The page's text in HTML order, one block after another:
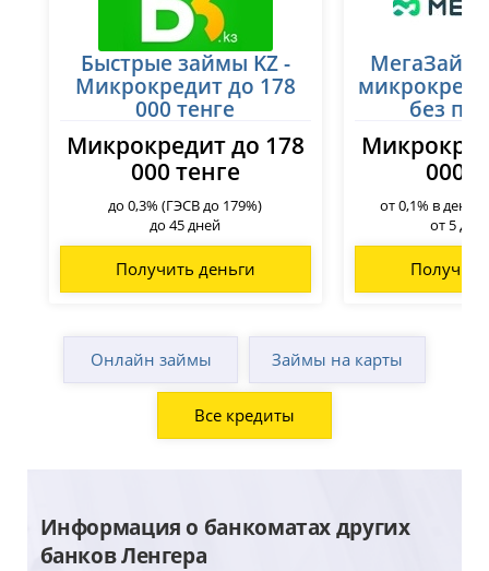
Зыряновск
Казалинск
Кандыагаш
Караганда
Каратау
Костанай
Шардара
Шахтинск
Шымкент
Быстрые займы KZ -
Микрокредит до 178
000 тенге
Микрокредит до 178
000 тенге
до 0,3% (ГЭСВ до 179%)
до 45 дней
Получить деньги
МегаЗайм
без
000
от 0,1% в день
от 5 до
Онлайн займы Займы на карты
Все кредиты
Информация о банкоматах других
банков Ленгера